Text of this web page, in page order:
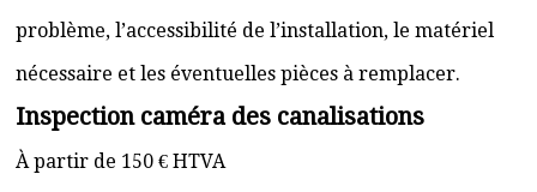
problème, l’accessibilité de l’installation, le matériel
nécessaire et les éventuelles pièces à remplacer.
Inspection caméra des canalisations
À partir de 150 € HTVA